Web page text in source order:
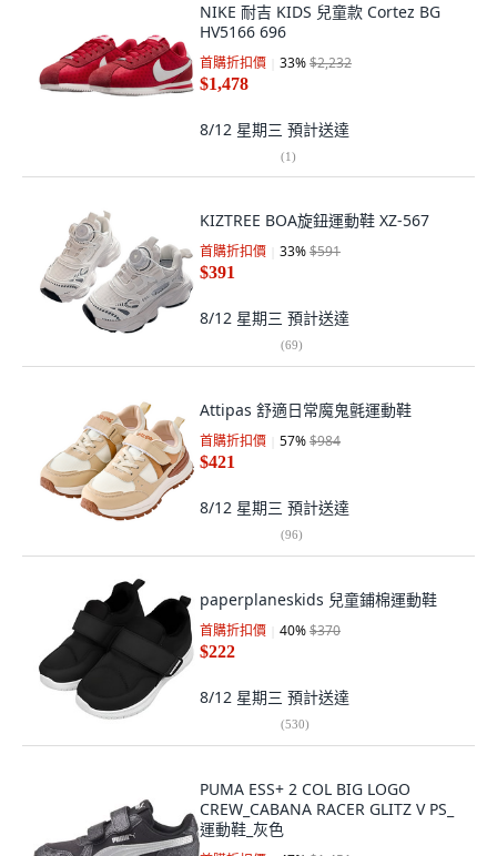
NIKE 耐吉 KIDS 兒童款 Cortez BG
HV5166 696
首購折扣價 33%$2,232
$1,478
8/12 星期三 預計送達
(1)
KIZTREE BOA旋鈕運動鞋 XZ-567
首購折扣價 33%$591
$391
8/12 星期三 預計送達
(69)
Attipas 舒適日常魔鬼氈運動鞋
首購折扣價 57%$984
$421
8/12 星期三 預計送達
(96)
paperplaneskids 兒童鋪棉運動鞋
首購折扣價 40%$370
$222
8/12 星期三 預計送達
(530)
PUMA ESS+ 2 COL BIG LOGO
CREW_CABANA RACER GLITZ V PS_
運動鞋_灰色